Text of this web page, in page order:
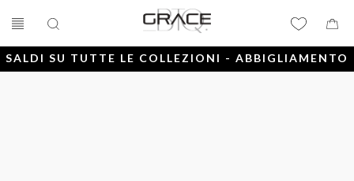
SALDI SU TUTTE LE COLLEZIONI - ABBIGLIAMENTO